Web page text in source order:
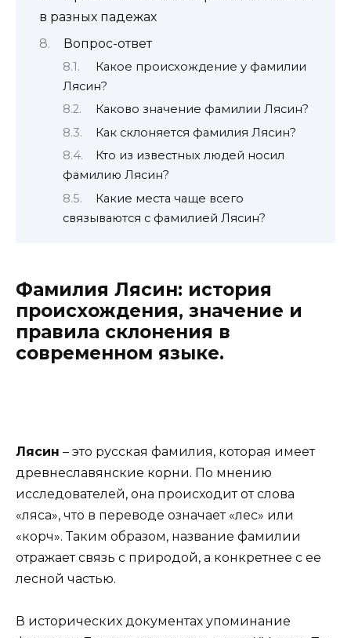
в разных падежах
Вопрос-ответ
Какое происхождение у фамилии
Лясин?
Каково значение фамилии Лясин?
Как склоняется фамилия Лясин?
Кто из известных людей носил
фамилию Лясин?
Какие места чаще всего
связываются с фамилией Лясин?
Фамилия Лясин: история
происхождения, значение и
правила склонения в
современном языке.
Лясин – это русская фамилия, которая имеет
древнеславянские корни. По мнению
исследователей, она происходит от слова
«ляса», что в переводе означает «лес» или
«корч». Таким образом, название фамилии
отражает связь с природой, а конкретнее с ее
лесной частью.
В исторических документах упоминание